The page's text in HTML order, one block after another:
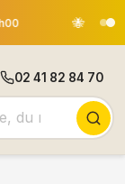
12h00 seront
02 41 82 84 70